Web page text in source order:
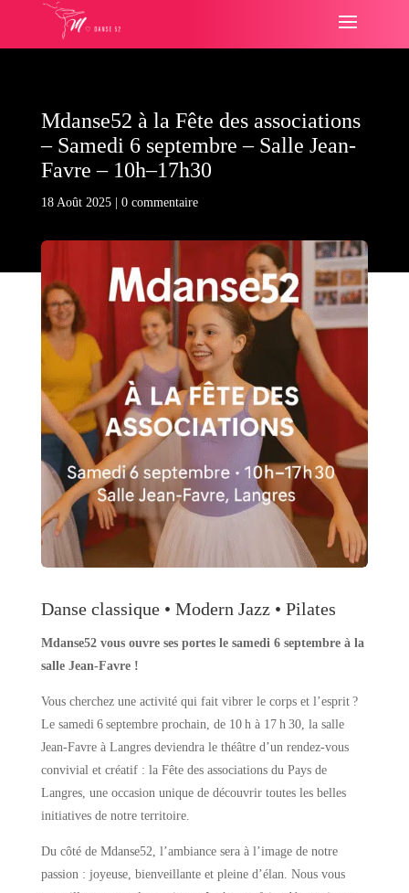
Mdanse52 à la Fête des associations
– Samedi 6 septembre – Salle Jean-
Favre – 10h–17h30
18 Août 2025| 0 commentaire
Danse classique • Modern Jazz • Pilates
Mdanse52 vous ouvre ses portes le samedi 6 septembre à la
salle Jean-Favre !
Vous cherchez une activité qui fait vibrer le corps et l’esprit ?
Le samedi 6 septembre prochain, de 10 h à 17 h 30, la salle
Jean‑Favre à Langres deviendra le théâtre d’un rendez-vous
convivial et créatif : la Fête des associations du Pays de
Langres, une occasion unique de découvrir toutes les belles
initiatives de notre territoire.
Du côté de Mdanse52, l’ambiance sera à l’image de notre
passion : joyeuse, bienveillante et pleine d’élan. Nous vous